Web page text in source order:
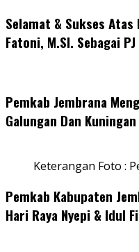
Selamat & Sukses
Fatoni, M.SI. Sebagai
Pemkab Jembrana
Galungan Dan Kuningan
Keterangan Foto :
Pemkab Kabupaten
Hari Raya Nyepi & Idul